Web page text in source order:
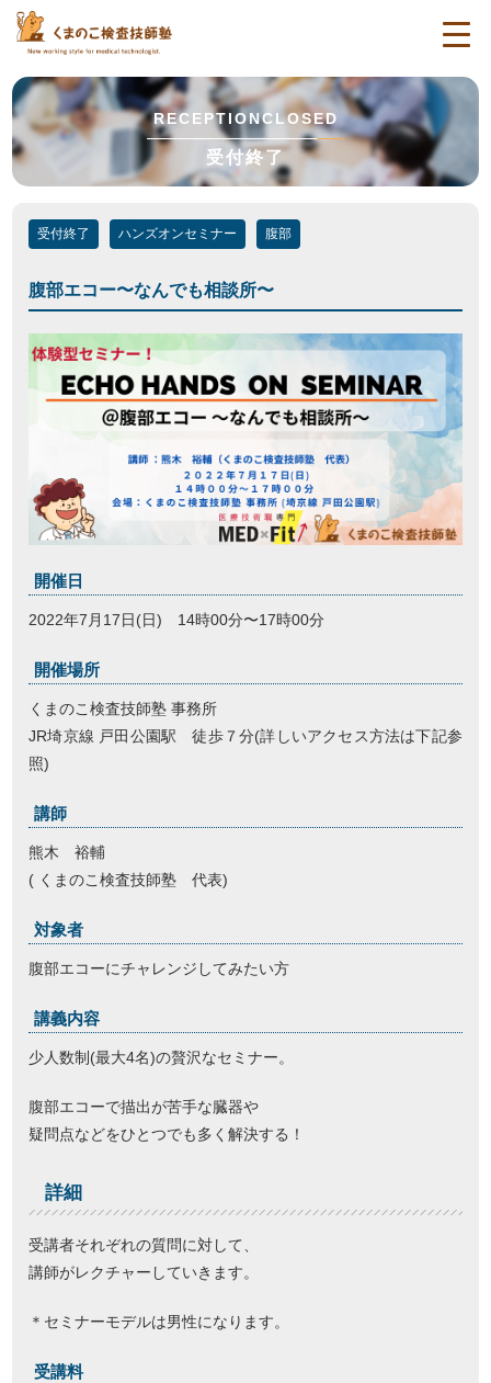
RECEPTIONCLOSED
受付終了
受付終了 ハンズオンセミナー 腹部
腹部エコー〜なんでも相談所〜
開催日
2022年7月17日(日) 14時00分〜17時00分
開催場所
くまのこ検査技師塾 事務所
JR埼京線 戸田公園駅 徒歩７分(詳しいアクセス方法は下記参
照)
講師
熊木 裕輔
( くまのこ検査技師塾 代表)
対象者
腹部エコーにチャレンジしてみたい方
講義内容
少人数制(最大4名)の贅沢なセミナー。
腹部エコーで描出が苦手な臓器や
疑問点などをひとつでも多く解決する！
詳細
受講者それぞれの質問に対して、
講師がレクチャーしていきます。
＊セミナーモデルは男性になります。
受講料